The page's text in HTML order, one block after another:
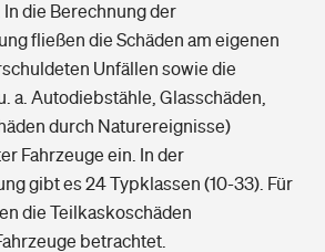
die Berechnung der
fließen die Schäden am eigenen
Unfällen sowie die
a. Autodiebstähle, Glasschäden,
durch Naturereignisse)
Fahrzeuge ein. In der
gibt es 24 Typklassen (10-33). Für
die Teilkaskoschäden
betrachtet.